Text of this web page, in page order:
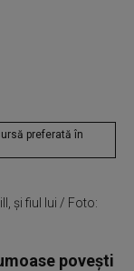
preferată în
și fiul lui / Foto:
povești